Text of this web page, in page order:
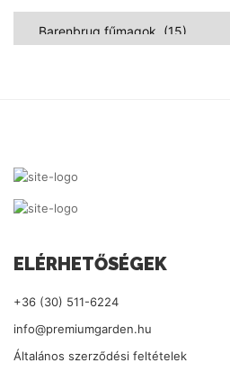
ELÉRHETŐSÉGEK
+36 (30) 511-6224
info@premiumgarden.hu
Általános szerződési feltételek